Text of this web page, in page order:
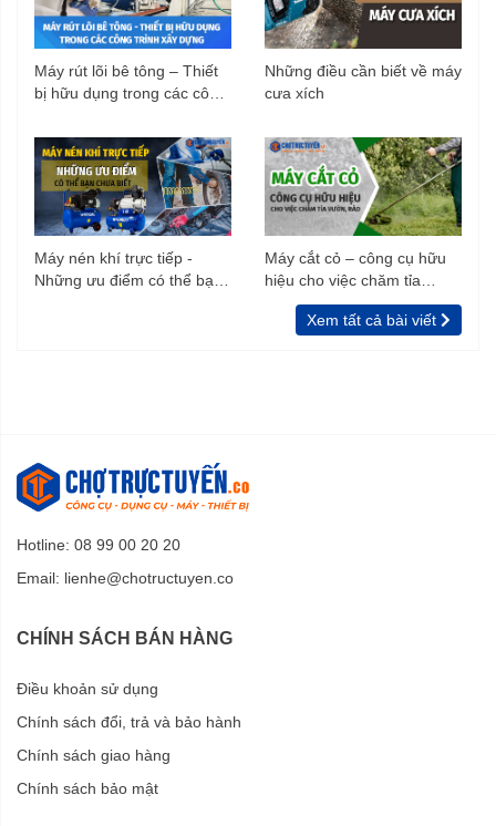
Máy rút lõi bê tông – Thiết
bị hữu dụng trong các công
Những điều cần biết về máy
cưa xích
Máy nén khí trực tiếp -
Những ưu điểm có thể bạn
Máy cắt cỏ – công cụ hữu
hiệu cho việc chăm tỉa
vườn, rào
Xem tất cả bài viết
Hotline: 08 99 00 20 20
Email: lienhe@chotructuyen.co
CHÍNH SÁCH BÁN HÀNG
Điều khoản sử dụng
Chính sách đổi, trả và bảo hành
Chính sách giao hàng
Chính sách bảo mật